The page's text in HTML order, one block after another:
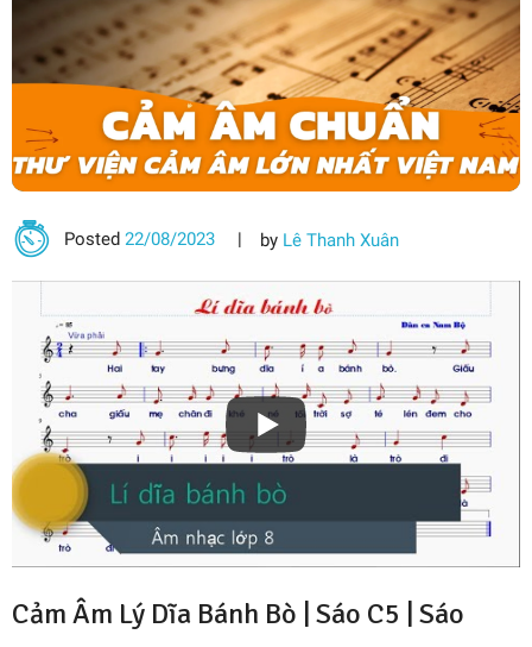
Posted22/08/2023 by Lê Thanh Xuân
Cảm Âm Lý Dĩa Bánh Bò | Sáo C5 Sáo